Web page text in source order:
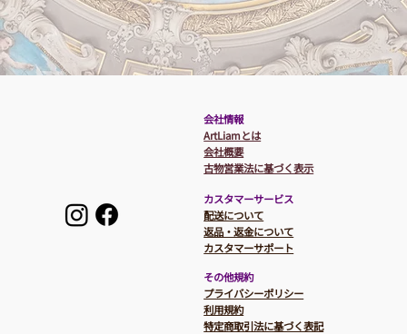
​会社情報
ArtLiamとは
会社概要
​​古物営業法に基づく表示
カスタマーサービス
​配送について
返品・返金について
カスタマーサポート
その他規約
プライバシーポリシー
利用規約
特定商取引法に基づく表記